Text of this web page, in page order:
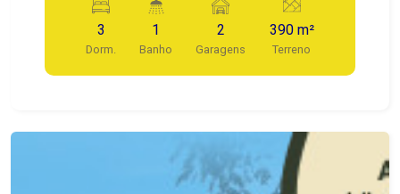
independente, podendo gerar locação ou até
mesmo desenvolver seu próprio negócio.
3
Dorm.
1
Banho
2
Garagens
390 m²
Terreno